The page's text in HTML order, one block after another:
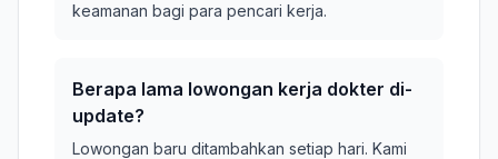
keamanan bagi para pencari kerja.
Berapa lama lowongan kerja dokter di-
update?
Lowongan baru ditambahkan setiap hari. Kami